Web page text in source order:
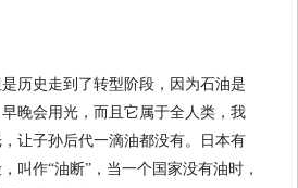
历史走到了转型阶段，因为石油是
晚会用光，而且它属于全人类，我
让子孙后代一滴油都没有。日本有
叫作“油断”，当一个国家没有油时，